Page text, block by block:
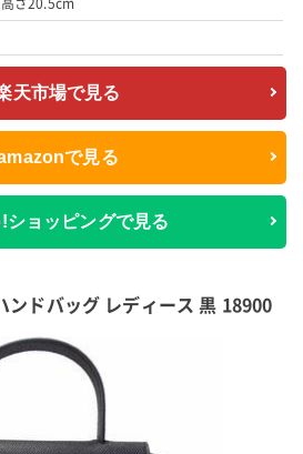
天市場で見る
で見る
ショッピングで見る
ンドバッグ レディース 黒 18900